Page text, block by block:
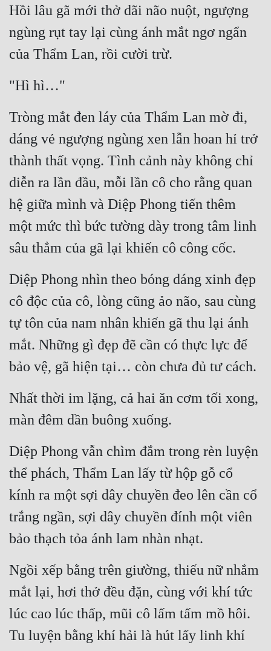
Nữ Phụ
Phong Thủy - Tâm Linh
Phương Tây
Phản Phái
Sắc
Sủng
Thanh Xuân
Tiên Hiệp
Tiểu Thuyết
Trinh Thám
Triều Đấu
Trùng Sinh
Trọng Sinh
Tu Chân
Tu Tiên
Vô Địch
Võ Hiệp
Võng Du
Xuyên Không
Xuyên Nhanh
Xuyên Sách
Xuyên Thư
Điền Văn
Hồi lâu gã mới thở dãi não nuột, ngượng
ngùng rụt tay lại cùng ánh mắt ngơ ngẩn
của Thẩm Lan, rồi cười trừ.
"Hì hì…"
Tròng mắt đen láy của Thẩm Lan mờ đi,
dáng vẻ ngượng ngùng xen lẫn hoan hỉ trở
thành thất vọng. Tình cảnh này không chỉ
diễn ra lần đầu, mỗi lần cô cho rằng quan
hệ giữa mình và Diệp Phong tiến thêm
một mức thì bức tường dày trong tâm linh
sâu thẳm của gã lại khiến cô công cốc.
Diệp Phong nhìn theo bóng dáng xinh đẹp
cô độc của cô, lòng cũng ảo não, sau cùng
tự tôn của nam nhân khiến gã thu lại ánh
mắt. Những gì đẹp đẽ cần có thực lực để
bảo vệ, gã hiện tại… còn chưa đủ tư cách.
Nhất thời im lặng, cả hai ăn cơm tối xong,
màn đêm dần buông xuống.
Diệp Phong vẫn chìm đắm trong rèn luyện
thể phách, Thẩm Lan lấy từ hộp gỗ cổ
kính ra một sợi dây chuyền đeo lên cần cổ
trắng ngần, sợi dây chuyền đính một viên
bảo thạch tỏa ánh lam nhàn nhạt.
Ngồi xếp bằng trên giường, thiếu nữ nhắm
mắt lại, hơi thở đều đặn, cùng với khí tức
lúc cao lúc thấp, mũi cô lấm tấm mồ hôi.
Tu luyện bằng khí hải là hút lấy linh khí